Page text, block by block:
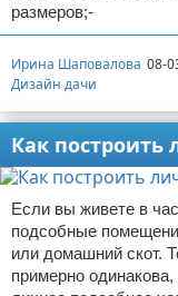
размеров;-
Ирина Шаповалова 08-
Дизайн дачи
Как построить
Если вы живете в
подсобные
или домашний скот.
примерно